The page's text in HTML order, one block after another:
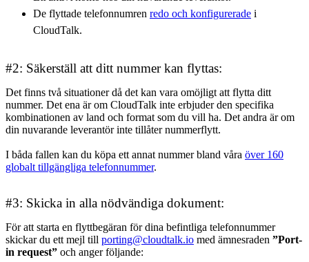
De flyttade telefonnumren redo och konfigurerade i
CloudTalk.
#2: Säkerställ att ditt nummer kan flyttas:
Det finns två situationer då det kan vara omöjligt att flytta ditt
nummer. Det ena är om CloudTalk inte erbjuder den specifika
kombinationen av land och format som du vill ha. Det andra är om
din nuvarande leverantör inte tillåter nummerflytt.
I båda fallen kan du köpa ett annat nummer bland våra över 160
globalt tillgängliga telefonnummer.
#3: Skicka in alla nödvändiga dokument:
För att starta en flyttbegäran för dina befintliga telefonnummer
skickar du ett mejl till porting@cloudtalk.io med ämnesraden ”Port-
in request” och anger följande: